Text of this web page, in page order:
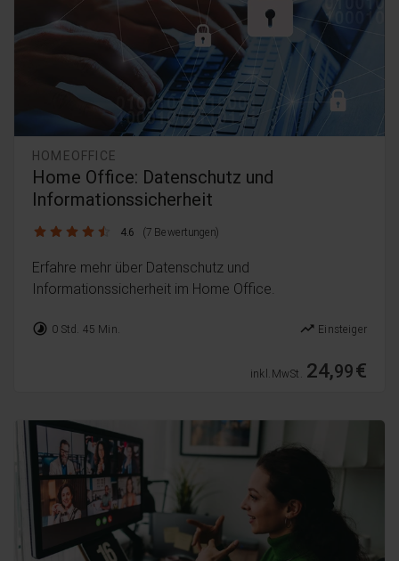
HOMEOFFICE
Home Office: Datenschutz und
Informationssicherheit
4.6 / 5 4.6 (7 Bewertungen)
Erfahre mehr über Datenschutz und
Informationssicherheit im Home Office.
timelapse 0 Std. 45 Min. trending_up Einsteiger
inkl. MwSt. 24,99€